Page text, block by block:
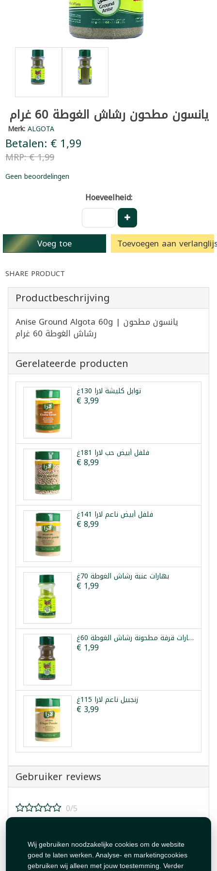
Wij gebruiken noodzakelijke cookies om de website
goed te laten werken. Analyse- en marketingcookies
gebruiken wij alleen met jouw toestemming. Verder
يانسون مطحون رشاش الغوطة 60 غرام
Merk:ALGOTA
Betalen: € 1,99
MRP: € 1,99
Geen beoordelingen
Hoeveelheid:
Voeg toe Toevoegen aan
SHARE PRODUCT
Productbeschrijving
Anise Ground Algota 60g | يانسون مطحون
رشاش الغوطة 60 غرام
Gerelateerde producten
توابل كليشة لارا 130غ
€ 3,99
فلفل أبيض حب لارا 181غ
€ 8,99
فلفل أبيض ناعم لارا 141غ
€ 8,99
بهارات عنبة رشاش الغوطة 70غ
€ 1,99
بهارات قرفة مطحونة رشاش الغوطة 60غ
€ 1,99
زنجبيل ناعم لارا 115غ
€ 3,99
Gebruiker reviews
0/5